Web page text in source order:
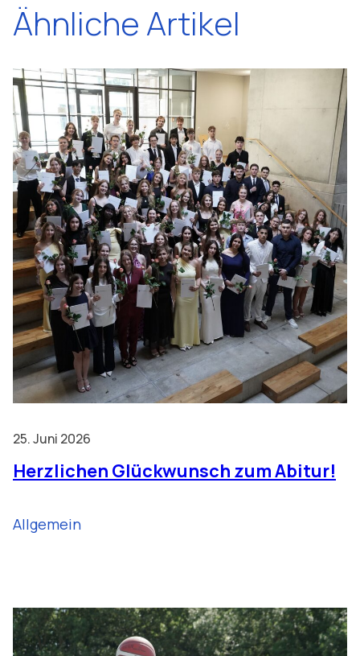
Ähnliche Artikel
25. Juni 2026
Herzlichen Glückwunsch zum Abitur!
Allgemein